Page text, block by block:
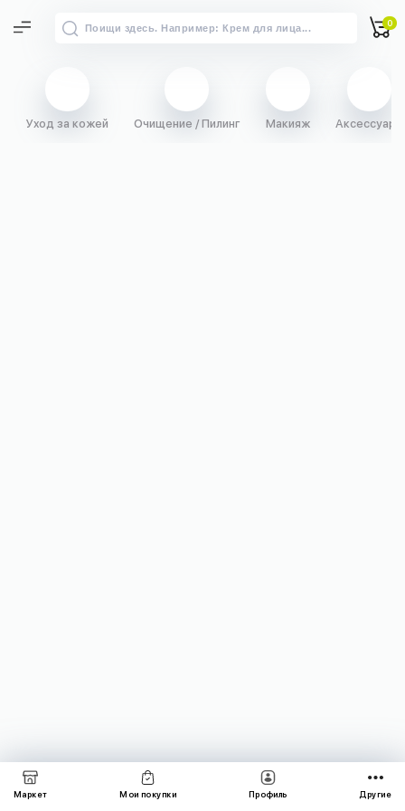
0
Уход за кожей Очищение / Пилинг Макияж Аксессуары
Маркет Мои покупки Профиль Другие